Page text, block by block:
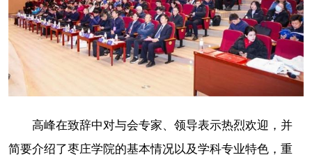
高峰在致辞中对与会专家、领导表示热烈欢迎，并
简要介绍了枣庄学院的基本情况以及学科专业特色，重